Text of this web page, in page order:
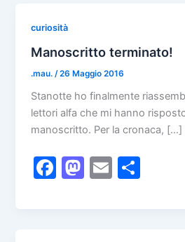
curiosità
Manoscritto terminato!
.mau. /26 Maggio 2016
Stanotte ho finalmente
lettori alfa che mi hanno
manoscritto. Per la cronaca, […]
F
M E